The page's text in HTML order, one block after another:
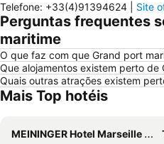
Telefone: +33(4)91394624 Site
Perguntas frequentes
maritime
O que faz com que Grand port
Que alojamentos existem perto de
Quais outras atrações existem
Mais Top hotéis
MEININGER Hotel Marseille Centre La Joliette